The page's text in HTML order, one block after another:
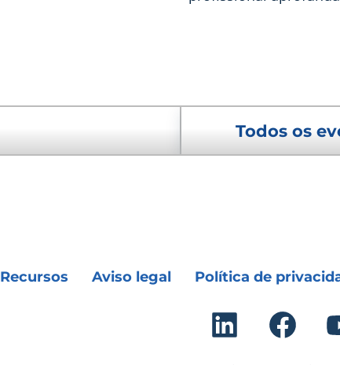
Todos os
Recursos Aviso legal Política de